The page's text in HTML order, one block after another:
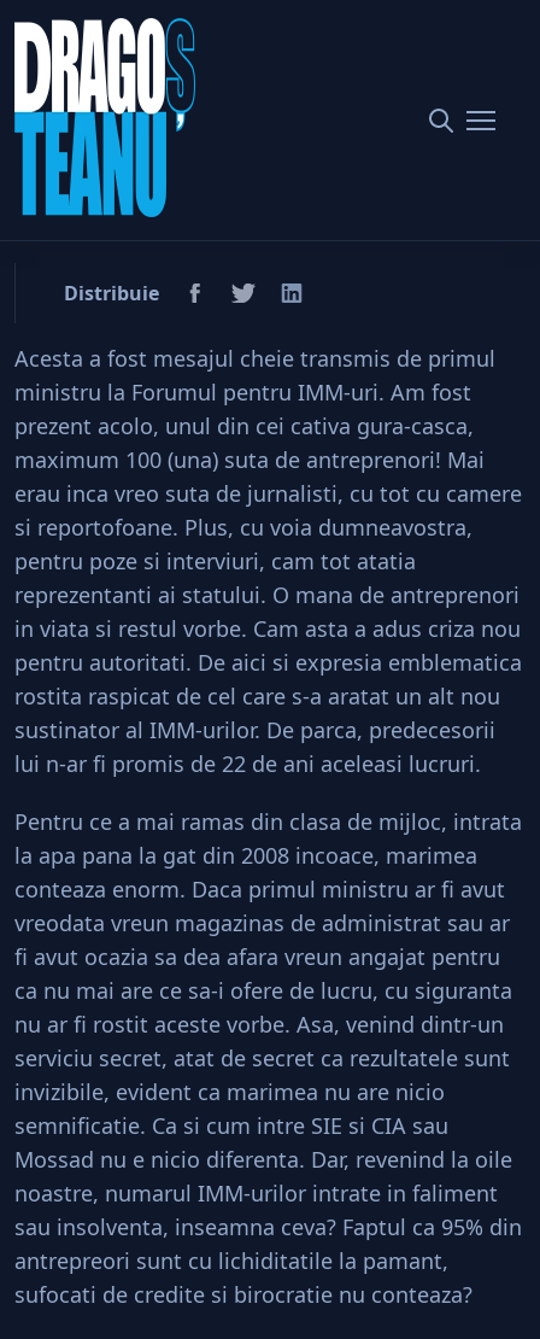
Home
Politic
Patroni, relaxati-va! „Marimea nu conteaza.”
Patroni, relaxati-va!
„Marimea nu conteaza.”
Distribuie
Acesta a fost mesajul cheie transmis de primul
ministru la Forumul pentru IMM-uri. Am fost
prezent acolo, unul din cei cativa gura-casca,
maximum 100 (una) suta de antreprenori! Mai
erau inca vreo suta de jurnalisti, cu tot cu camere
si reportofoane. Plus, cu voia dumneavostra,
pentru poze si interviuri, cam tot atatia
reprezentanti ai statului. O mana de antreprenori
in viata si restul vorbe. Cam asta a adus criza nou
pentru autoritati. De aici si expresia emblematica
rostita raspicat de cel care s-a aratat un alt nou
sustinator al IMM-urilor. De parca, predecesorii
lui n-ar fi promis de 22 de ani aceleasi lucruri.
Pentru ce a mai ramas din clasa de mijloc, intrata
la apa pana la gat din 2008 incoace, marimea
conteaza enorm. Daca primul ministru ar fi avut
vreodata vreun magazinas de administrat sau ar
fi avut ocazia sa dea afara vreun angajat pentru
ca nu mai are ce sa-i ofere de lucru, cu siguranta
nu ar fi rostit aceste vorbe. Asa, venind dintr-un
serviciu secret, atat de secret ca rezultatele sunt
invizibile, evident ca marimea nu are nicio
semnificatie. Ca si cum intre SIE si CIA sau
Mossad nu e nicio diferenta. Dar, revenind la oile
noastre, numarul IMM-urilor intrate in faliment
sau insolventa, inseamna ceva? Faptul ca 95% din
antrepreori sunt cu lichiditatile la pamant,
sufocati de credite si birocratie nu conteaza?